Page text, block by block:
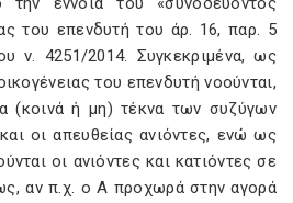
του επενδυτή του άρ. 16, παρ. 5
ν. 4251/2014. Συγκεκριμένα, ως
του επενδυτή νοούνται,
(κοινά ή μη) τέκνα των συζύγων
οι απευθείας ανιόντες, ενώ ως
οι ανιόντες και κατιόντες σε
αν π.χ. ο Α προχωρά στην αγορά